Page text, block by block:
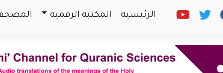
الرئيسية المكتبة الرقمية